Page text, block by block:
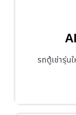
รถตู้เช่ารุ่น